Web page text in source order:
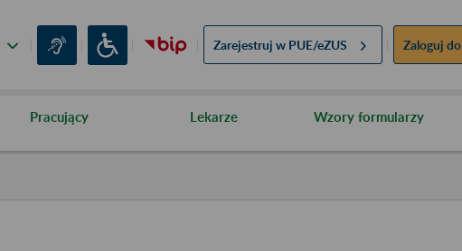
Zarejestruj w PUE/eZUS Zaloguj do
Pracujący Lekarze Wzory formularzy